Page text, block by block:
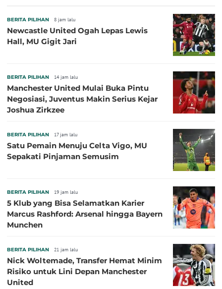
BERITA PILIHAN 8 jam lalu
Newcastle United Ogah Lepas Lewis
Hall, MU Gigit Jari
BERITA PILIHAN 14 jam lalu
Manchester United Mulai Buka Pintu
Negosiasi, Juventus Makin Serius Kejar
Joshua Zirkzee
BERITA PILIHAN 17 jam lalu
Satu Pemain Menuju Celta Vigo, MU
Sepakati Pinjaman Semusim
BERITA PILIHAN 19 jam lalu
5 Klub yang Bisa Selamatkan Karier
Marcus Rashford: Arsenal hingga Bayern
Munchen
BERITA PILIHAN 21 jam lalu
Nick Woltemade, Transfer Hemat Minim
Risiko untuk Lini Depan Manchester
United